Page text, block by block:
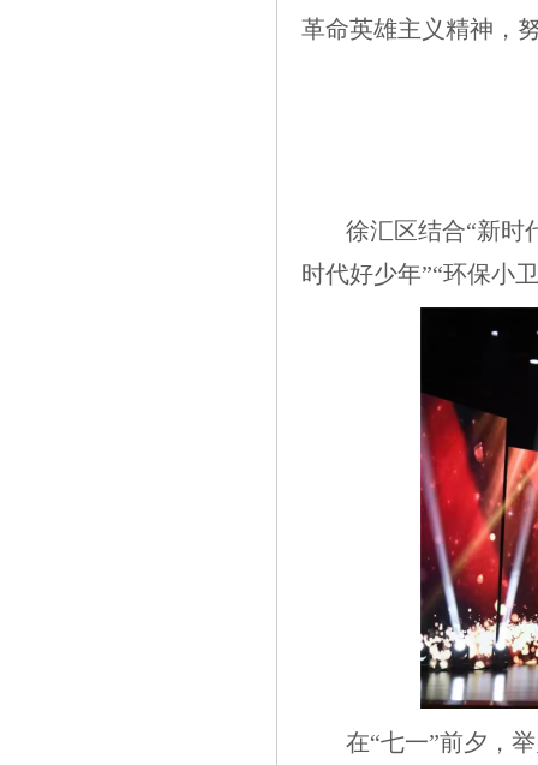
革命英雄主义精神，
徐汇区结合“新时
时代好少年”“环保小
在“七一”前夕，